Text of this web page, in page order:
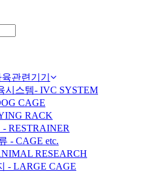
관련기기
시스템- IVC SYSTEM
CAGE
RACK
RESTRAINER
- CAGE etc.
RESEARCH
- LARGE CAGE